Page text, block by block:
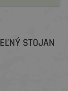
STOJAN